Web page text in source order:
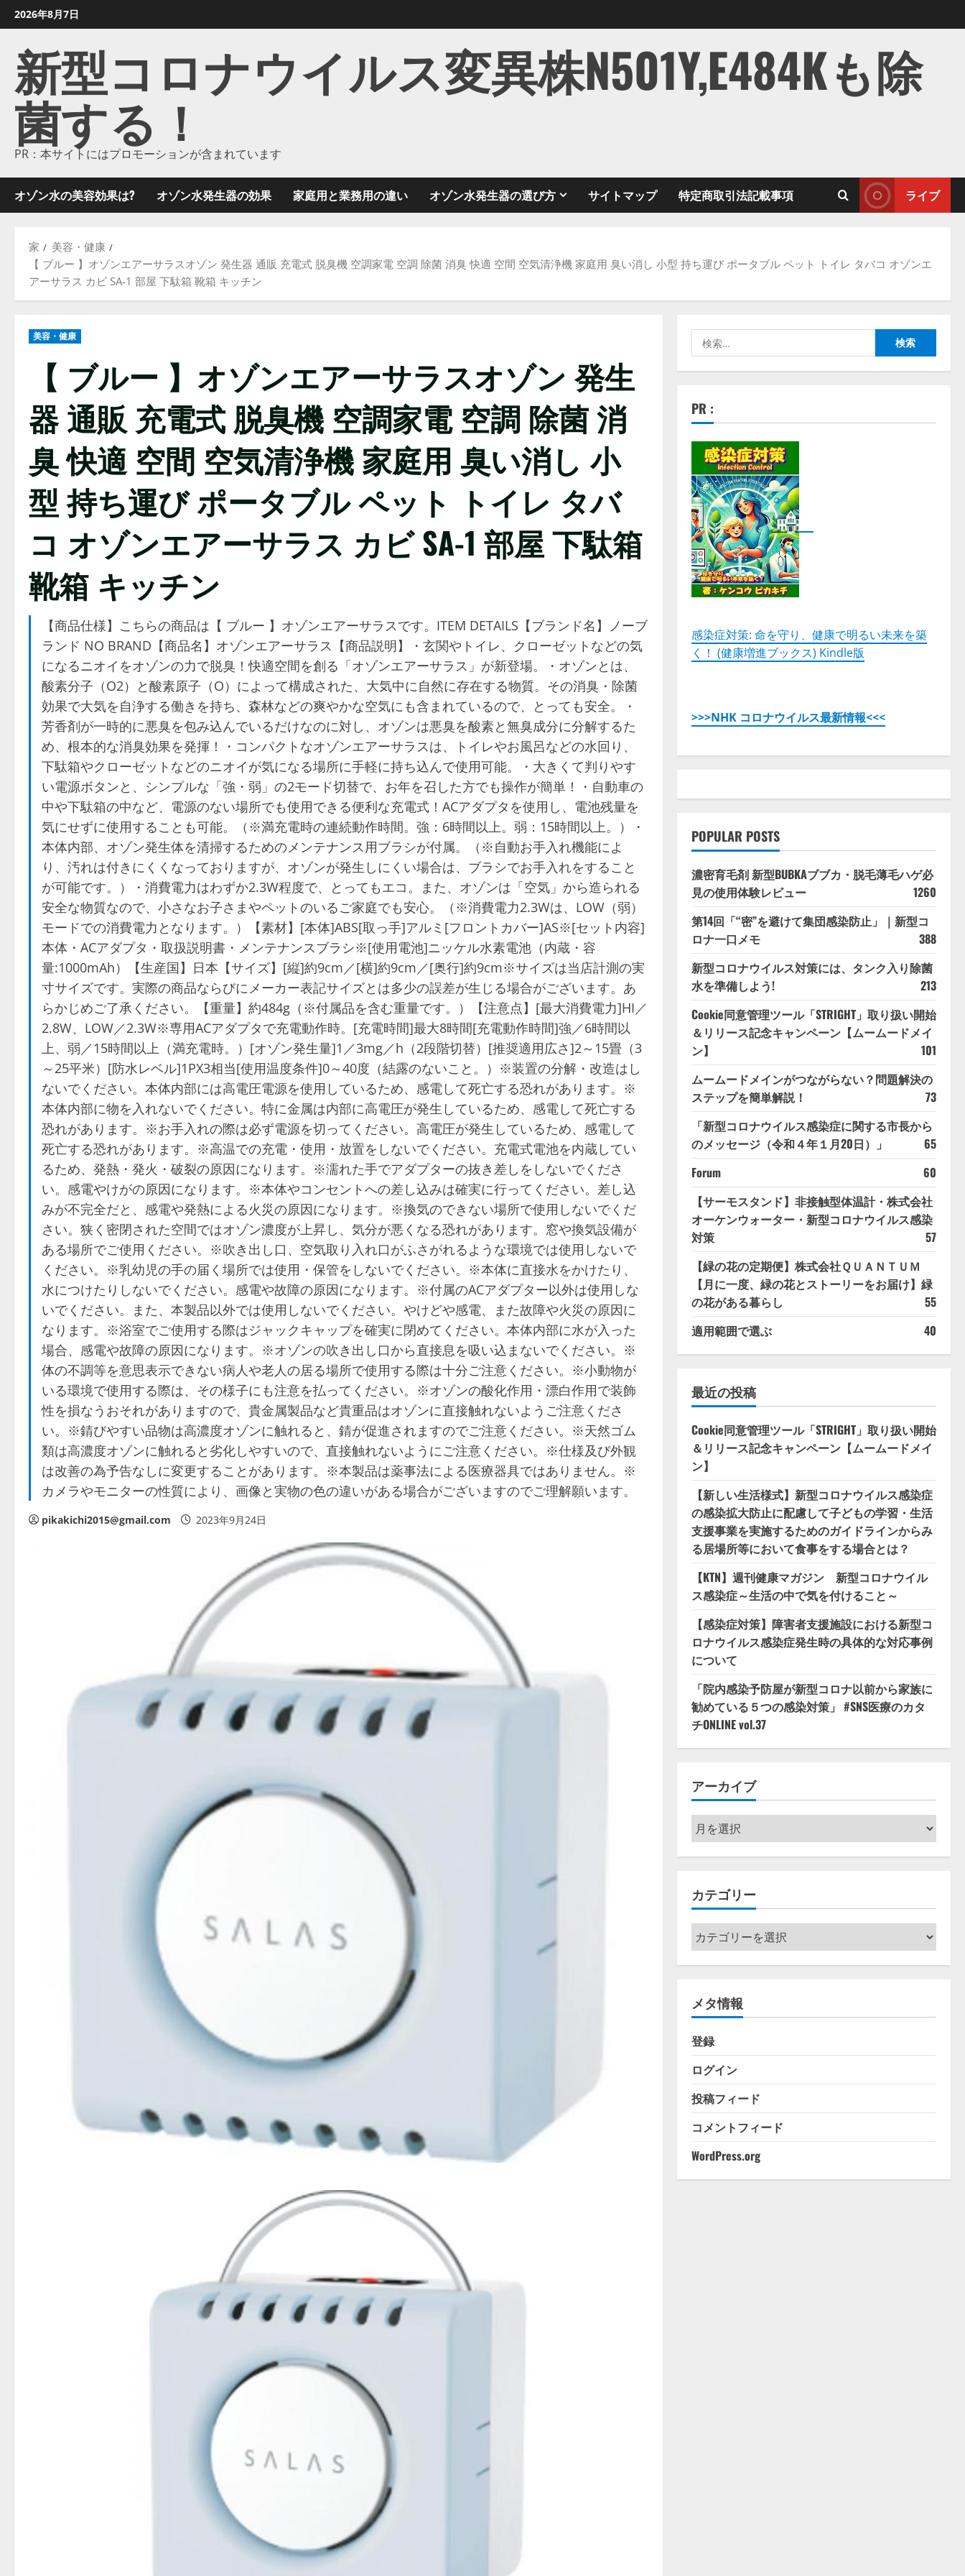
ン
2026年8月7日
新型コロナウイルス変異株N501Y,E484Kも除
菌する！
PR：本サイトにはプロモーションが含まれています
オゾン水の美容効果は? オゾン水発生器の効果 家庭用と業務用の違い オゾン水発生器の選び方 サイトマップ 特定商取引法記載事項 ライブ
家
美容・健康
【 ブルー 】オゾンエアーサラスオゾン 発生器 通販 充電式 脱臭機 空調家電 空調 除菌 消臭 快適 空間 空気清浄機 家庭用 臭い消し 小型 持ち運び ポータブル ペット トイレ タバコ オゾンエ
アーサラス カビ SA-1 部屋 下駄箱 靴箱 キッチン
美容・健康
【 ブルー 】オゾンエアーサラスオゾン 発生
器 通販 充電式 脱臭機 空調家電 空調 除菌 消
臭 快適 空間 空気清浄機 家庭用 臭い消し 小
型 持ち運び ポータブル ペット トイレ タバ
コ オゾンエアーサラス カビ SA-1 部屋 下駄箱
靴箱 キッチン
【商品仕様】こちらの商品は【 ブルー 】オゾンエアーサラスです。ITEM DETAILS【ブランド名】ノーブ
ランド NO BRAND【商品名】オゾンエアーサラス【商品説明】・玄関やトイレ、クローゼットなどの気
になるニオイをオゾンの力で脱臭！快適空間を創る「オゾンエアーサラス」が新登場。・オゾンとは、
酸素分子（O2）と酸素原子（O）によって構成された、大気中に自然に存在する物質。その消臭・除菌
効果で大気を自浄する働きを持ち、森林などの爽やかな空気にも含まれているので、とっても安全。・
芳香剤が一時的に悪臭を包み込んでいるだけなのに対し、オゾンは悪臭を酸素と無臭成分に分解するた
め、根本的な消臭効果を発揮！・コンパクトなオゾンエアーサラスは、トイレやお風呂などの水回り、
下駄箱やクローゼットなどのニオイが気になる場所に手軽に持ち込んで使用可能。・大きくて判りやす
い電源ボタンと、シンプルな「強・弱」の2モード切替で、お年を召した方でも操作が簡単！・自動車の
中や下駄箱の中など、電源のない場所でも使用できる便利な充電式！ACアダプタを使用し、電池残量を
気にせずに使用することも可能。（※満充電時の連続動作時間。強：6時間以上。弱：15時間以上。）・
本体内部、オゾン発生体を清掃するためのメンテナンス用ブラシが付属。（※自動お手入れ機能によ
り、汚れは付きにくくなっておりますが、オゾンが発生しにくい場合は、ブラシでお手入れをすること
が可能です。）・消費電力はわずか2.3W程度で、とってもエコ。また、オゾンは「空気」から造られる
安全な物質なので、小さなお子さまやペットのいるご家庭でも安心。（※消費電力2.3Wは、LOW（弱）
モードでの消費電力となります。）【素材】[本体]ABS[取っ手]アルミ[フロントカバー]AS※[セット内容]
本体・ACアダプタ・取扱説明書・メンテナンスブラシ※[使用電池]ニッケル水素電池（内蔵・容
量:1000mAh）【生産国】日本【サイズ】[縦]約9cm／[横]約9cm／[奥行]約9cm※サイズは当店計測の実
寸サイズです。実際の商品ならびにメーカー表記サイズとは多少の誤差が生じる場合がございます。あ
らかじめご了承ください。【重量】約484g（※付属品を含む重量です。）【注意点】[最大消費電力]HI／
2.8W、LOW／2.3W※専用ACアダプタで充電動作時。[充電時間]最大8時間[充電動作時間]強／6時間以
上、弱／15時間以上（満充電時。）[オゾン発生量]1／3mg／h（2段階切替）[推奨適用広さ]2～15畳（3
～25平米）[防水レベル]1PX3相当[使用温度条件]0～40度（結露のないこと。）※装置の分解・改造はし
ないでください。本体内部には高電圧電源を使用しているため、感電して死亡する恐れがあります。※
本体内部に物を入れないでください。特に金属は内部に高電圧が発生しているため、感電して死亡する
恐れがあります。※お手入れの際は必ず電源を切ってください。高電圧が発生しているため、感電して
死亡する恐れがあります。※高温での充電・使用・放置をしないでください。充電式電池を内蔵してい
るため、発熱・発火・破裂の原因になります。※濡れた手でアダプターの抜き差しをしないでくださ
い。感電やけがの原因になります。※本体やコンセントへの差し込みは確実に行ってください。差し込
みが不完全だと、感電や発熱による火災の原因になります。※換気のできない場所で使用しないでくだ
さい。狭く密閉された空間ではオゾン濃度が上昇し、気分が悪くなる恐れがあります。窓や換気設備が
ある場所でご使用ください。※吹き出し口、空気取り入れ口がふさがれるような環境では使用しないで
ください。※乳幼児の手の届く場所では使用・保管をしないでください。※本体に直接水をかけたり、
水につけたりしないでください。感電や故障の原因になります。※付属のACアダプター以外は使用しな
いでください。また、本製品以外では使用しないでください。やけどや感電、また故障や火災の原因に
なります。※浴室でご使用する際はジャックキャップを確実に閉めてください。本体内部に水が入った
場合、感電や故障の原因になります。※オゾンの吹き出し口から直接息を吸い込まないでください。※
体の不調等を意思表示できない病人や老人の居る場所で使用する際は十分ご注意ください。※小動物が
いる環境で使用する際は、その様子にも注意を払ってください。※オゾンの酸化作用・漂白作用で装飾
性を損なうおそれがありますので、貴金属製品など貴重品はオゾンに直接触れないようご注意くださ
い。※錆びやすい品物は高濃度オゾンに触れると、錆が促進されますのでご注意ください。※天然ゴム
類は高濃度オゾンに触れると劣化しやすいので、直接触れないようにご注意ください。※仕様及び外観
は改善の為予告なしに変更することがあります。※本製品は薬事法による医療器具ではありません。※
カメラやモニターの性質により、画像と実物の色の違いがある場合がございますのでご理解願います。
pikakichi2015@gmail.com 2023年9月24日
索:
PR :
感染症対策: 命を守り、健康で明るい未来を築
く！ (健康増進ブックス) Kindle版
>>>NHK コロナウイルス最新情報<<<
POPULAR POSTS
濃密育毛剤 新型BUBKAブブカ・脱毛薄毛ハゲ必
見の使用体験レビュー
1260
第14回「“密”を避けて集団感染防止」｜新型コ
ロナ一口メモ
388
新型コロナウイルス対策には、タンク入り除菌
水を準備しよう!
213
Cookie同意管理ツール「STRIGHT」取り扱い開始
＆リリース記念キャンペーン【ムームードメイ
ン】
101
ムームードメインがつながらない？問題解決の
ステップを簡単解説！
73
「新型コロナウイルス感染症に関する市長から
のメッセージ（令和４年１月20日）」
65
Forum
60
【サーモスタンド】非接触型体温計・株式会社
オーケンウォーター・新型コロナウイルス感染
対策
57
【緑の花の定期便】株式会社ＱＵＡＮＴＵＭ
【月に一度、緑の花とストーリーをお届け】緑
の花がある暮らし
55
適用範囲で選ぶ
40
最近の投稿
Cookie同意管理ツール「STRIGHT」取り扱い開始
＆リリース記念キャンペーン【ムームードメイ
ン】
【新しい生活様式】新型コロナウイルス感染症
の感染拡大防止に配慮して子どもの学習・生活
支援事業を実施するためのガイドラインからみ
る居場所等において食事をする場合とは？
【KTN】週刊健康マガジン 新型コロナウイル
ス感染症～生活の中で気を付けること～
【感染症対策】障害者支援施設における新型コ
ロナウイルス感染症発生時の具体的な対応事例
について
「院内感染予防屋が新型コロナ以前から家族に
勧めている５つの感染対策」 #SNS医療のカタ
チONLINE vol.37
アーカイブ
ア
ー
カ
ブ
カテゴリー
カ
テ
ゴ
ー
メタ情報
登録
ログイン
投稿フィード
コメントフィード
WordPress.org